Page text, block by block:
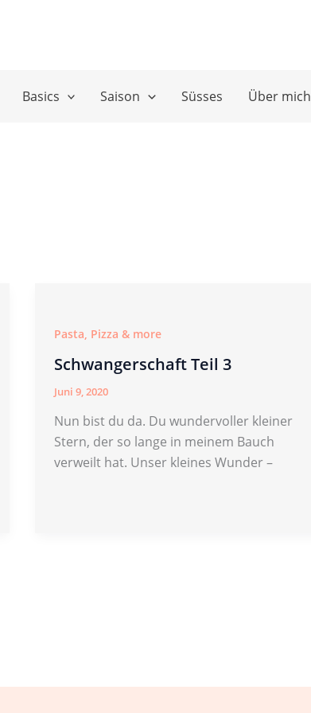
Basics Saison Süsses Über mich
Pasta, Pizza & more
Schwangerschaft Teil 3
Juni 9, 2020
Nun bist du da. Du wundervoller kleiner
Stern, der so lange in meinem Bauch
verweilt hat. Unser kleines Wunder –